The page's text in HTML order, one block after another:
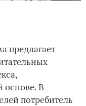
предлагает
основе. В
потребитель